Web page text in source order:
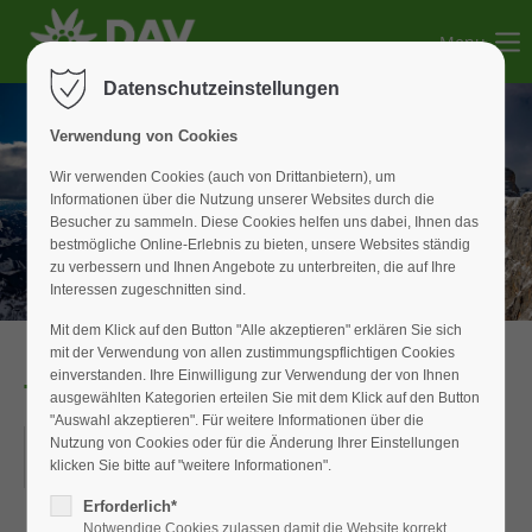
Der Eintrag "offcanvas-col2" existiert leider nicht.
Der Eintrag "offcanvas-col3" existiert leider nicht.
Der Eintrag "offcanvas-col4" existiert leider nicht.
Menu
Tagestour Chiemgau
21.09.2025
ORT: CHIEMGAU
Datenschutzeinstellungen
Verwendung von Cookies
Wir verwenden Cookies (auch von Drittanbietern), um
Informationen über die Nutzung unserer Websites durch die
Besucher zu sammeln. Diese Cookies helfen uns dabei, Ihnen das
bestmögliche Online-Erlebnis zu bieten, unsere Websites ständig
zu verbessern und Ihnen Angebote zu unterbreiten, die auf Ihre
Interessen zugeschnitten sind.
Mit dem Klick auf den Button "Alle akzeptieren" erklären Sie sich
mit der Verwendung von allen zustimmungspflichtigen Cookies
einverstanden. Ihre Einwilligung zur Verwendung der von Ihnen
ausgewählten Kategorien erteilen Sie mit dem Klick auf den Button
"Auswahl akzeptieren". Für weitere Informationen über die
Nutzung von Cookies oder für die Änderung Ihrer Einstellungen
klicken Sie bitte auf "weitere Informationen".
Erforderlich*
Notwendige Cookies zulassen damit die Website korrekt